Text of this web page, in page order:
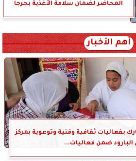
المحاضر لضمان سلامة الأغذية بجرجا
أهم الأخبار
بفعاليات ثقافية وفنية وتوعوية بمركز
البارود ضمن فعاليات...